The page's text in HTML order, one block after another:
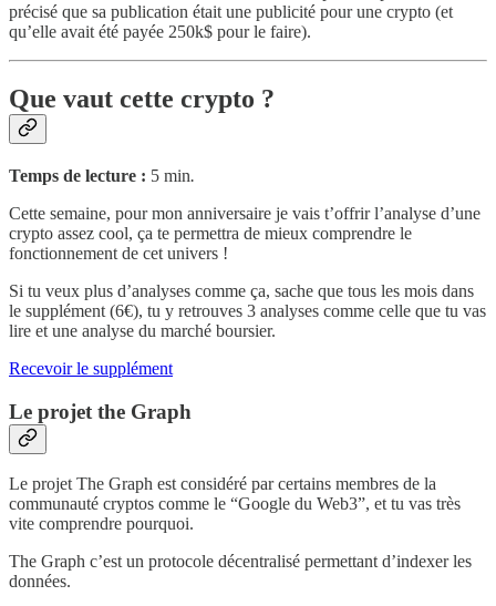
précisé que sa publication était une publicité pour une crypto (et
qu’elle avait été payée 250k$ pour le faire).
Que vaut cette crypto ?
Temps de lecture : 5 min.
Cette semaine, pour mon anniversaire je vais t’offrir l’analyse d’une
crypto assez cool, ça te permettra de mieux comprendre le
fonctionnement de cet univers !
Si tu veux plus d’analyses comme ça, sache que tous les mois dans
le supplément (6€), tu y retrouves 3 analyses comme celle que tu vas
lire et une analyse du marché boursier.
Recevoir le supplément
Le projet the Graph
Le projet The Graph est considéré par certains membres de la
communauté cryptos comme le “Google du Web3”, et tu vas très
vite comprendre pourquoi.
The Graph c’est un protocole décentralisé permettant d’indexer les
données.